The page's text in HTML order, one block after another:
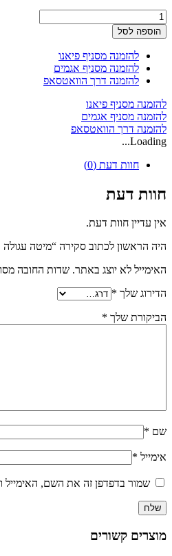
כמות
של
מיטה
עגולה
קוטר
הוספה לסל
להזמנה מסניף פיאנו
להזמנה מסניף אגמים
להזמנה דרך הוואטסאפ
להזמנה מסניף פיאנו
להזמנה מסניף אגמים
להזמנה דרך הוואטסאפ
Loading...
חוות דעת (0)
חוות דעת
אין עדיין חוות דעת.
היה הראשון לכתוב סקירה “מיטה עגולה קוטר
האימייל לא יוצג באתר. שדות החובה
הדירוג שלך *
הביקורת שלך *
שם *
אימייל *
שמור בדפדפן זה את השם,
מוצרים קשורים